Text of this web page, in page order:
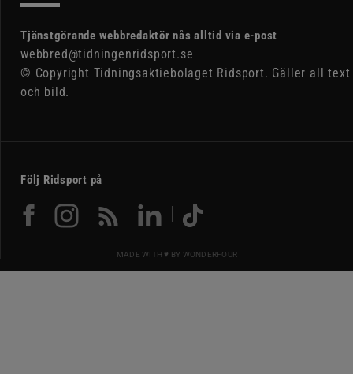
Tjänstgörande webbredaktör nås alltid via e-post
webbred@tidningenridsport.se
© Copyright Tidningsaktiebolaget Ridsport. Gäller all text
och bild.
Följ Ridsport på
MADE WITH ♥ BY WONDERFOUR